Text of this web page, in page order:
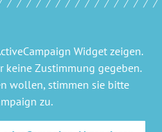
Widgetzeigen.
keine Zustimmung gegeben.
wollen, stimmen sie bitte
zu.